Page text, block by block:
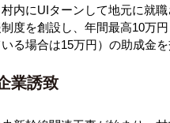
内にUIターンして地元に就
度を創設し、年間最高10万
る場合は15万円）の助成金を
業誘致